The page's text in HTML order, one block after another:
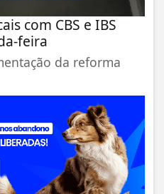
com CBS e IBS
feira
da reforma